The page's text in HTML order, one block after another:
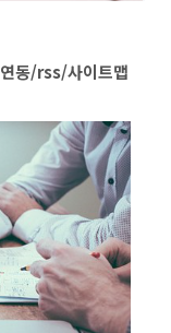
동/rss/사이트맵